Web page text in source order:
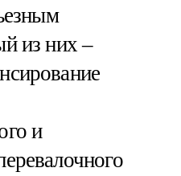
из них –
и